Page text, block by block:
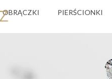
OBRĄCZKI PIERŚCIONKI